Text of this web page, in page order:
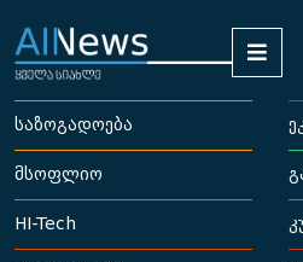
საზოგადოება
მსოფლიო
HI-Tech